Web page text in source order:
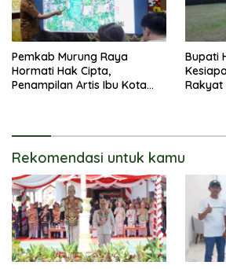
Pemkab Murung Raya
Hormati Hak Cipta,
Penampilan Artis Ibu Kota
Bupati
Rakyat
Rekomendasi untuk kamu